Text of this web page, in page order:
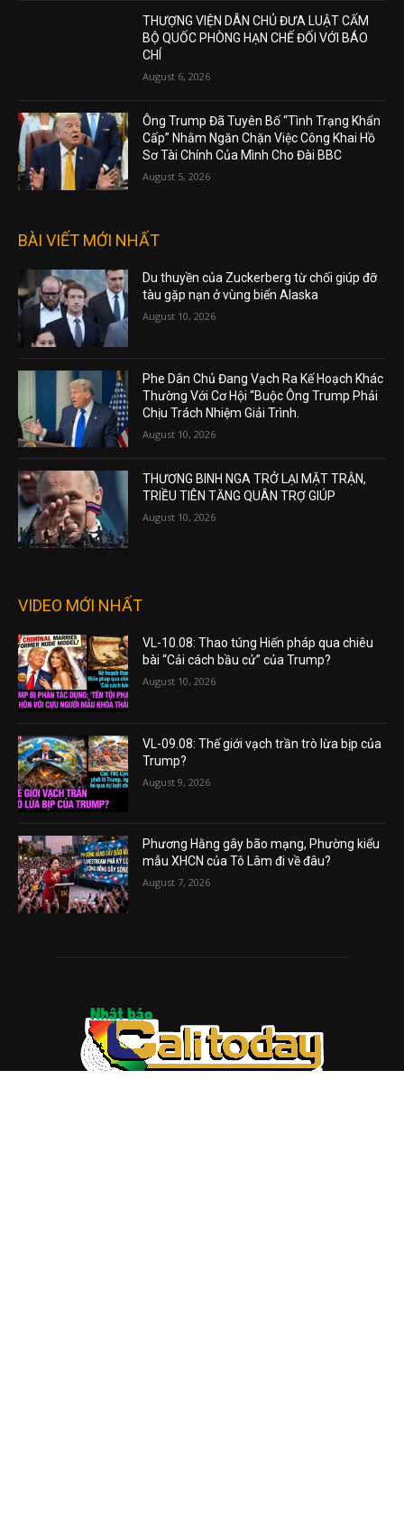
THƯỢNG VIỆN DÂN CHỦ ĐƯA LUẬT CẤM
BỘ QUỐC PHÒNG HẠN CHẾ ĐỐI VỚI BÁO
CHÍ
August 6, 2026
Ông Trump Đã Tuyên Bố “Tình Trạng Khẩn
Cấp” Nhằm Ngăn Chặn Việc Công Khai Hồ
Sơ Tài Chính Của Mình Cho Đài BBC
August 5, 2026
BÀI VIẾT MỚI NHẤT
Du thuyền của Zuckerberg từ chối giúp đỡ
tàu gặp nạn ở vùng biển Alaska
August 10, 2026
Phe Dân Chủ Đang Vạch Ra Kế Hoạch Khác
Thường Với Cơ Hội “Buộc Ông Trump Phải
Chịu Trách Nhiệm Giải Trình.
August 10, 2026
THƯƠNG BINH NGA TRỞ LẠI MẶT TRẬN,
TRIỀU TIÊN TĂNG QUÂN TRỢ GIÚP
August 10, 2026
VIDEO MỚI NHẤT
VL-10.08: Thao túng Hiến pháp qua chiêu
bài “Cải cách bầu cử” của Trump?
August 10, 2026
VL-09.08: Thế giới vạch trần trò lừa bịp của
Trump?
August 9, 2026
Phương Hằng gây bão mạng, Phường kiểu
mẫu XHCN của Tô Lâm đi về đâu?
August 7, 2026